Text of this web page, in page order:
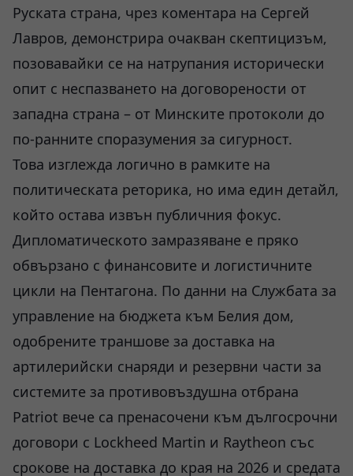
Руската страна, чрез коментара на Сергей
Лавров, демонстрира очакван скептицизъм,
позовавайки се на натрупания исторически
опит с неспазването на договорености от
западна страна – от Минските протоколи до
по-ранните споразумения за сигурност.
Това изглежда логично в рамките на
политическата реторика, но има един детайл,
който остава извън публичния фокус.
Дипломатическото замразяване е пряко
обвързано с финансовите и логистичните
цикли на Пентагона. По данни на Службата за
управление на бюджета към Белия дом,
одобрените траншове за доставка на
артилерийски снаряди и резервни части за
системите за противовъздушна отбрана
Patriot вече са пренасочени към дългосрочни
договори с Lockheed Martin и Raytheon със
срокове на доставка до края на 2026 и средата